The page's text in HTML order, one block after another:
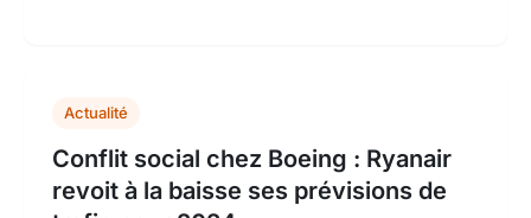
Actualité
Conflit social chez Boeing : Ryanair
revoit à la baisse ses prévisions de